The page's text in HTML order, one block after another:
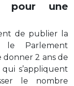
pour une
de publier la
le Parlement
donner 2 ans de
s’appliquent
le nombre